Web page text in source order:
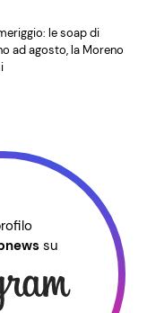
le soap di
ad agosto, la Moreno
su